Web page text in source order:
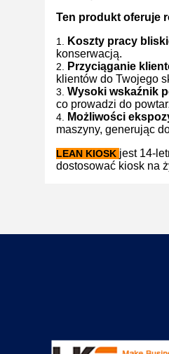
Ten produkt oferuje
Koszty pracy
konserwacją.
Przyciąganie
klientów do Twojego
Wysoki wskaźnik
co prowadzi do
Możliwości
maszyny, generując
LEAN KIOSK jest 14-
dostosować kiosk na